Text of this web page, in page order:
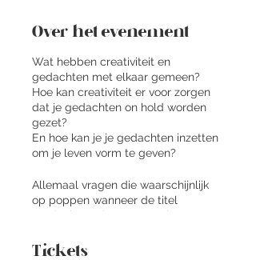
Over het evenement
Wat hebben creativiteit en
gedachten met elkaar gemeen?
Hoe kan creativiteit er voor zorgen
dat je gedachten on hold worden
gezet?
En hoe kan je je gedachten inzetten
om je leven vorm te geven?
Allemaal vragen die waarschijnlijk
op poppen wanneer de titel
"Gedachten als Servant" ziet staan.
Als je weet dat je gedachten 90%
Tickets